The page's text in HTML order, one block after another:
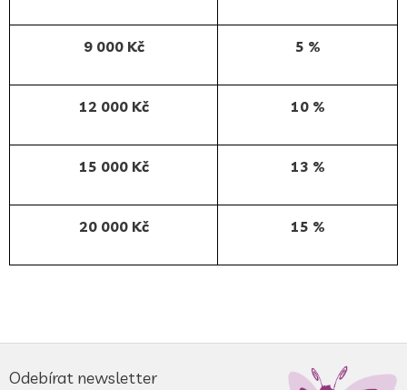
9 000 Kč 5 %
12 000 Kč 10 %
15 000 Kč 13 %
20 000 Kč 15 %
áOdebírat newsletter